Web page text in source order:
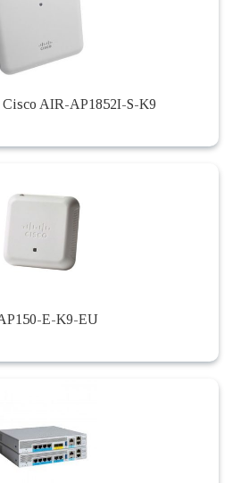
AIR-AP1852I-S-K9
E-K9-EU